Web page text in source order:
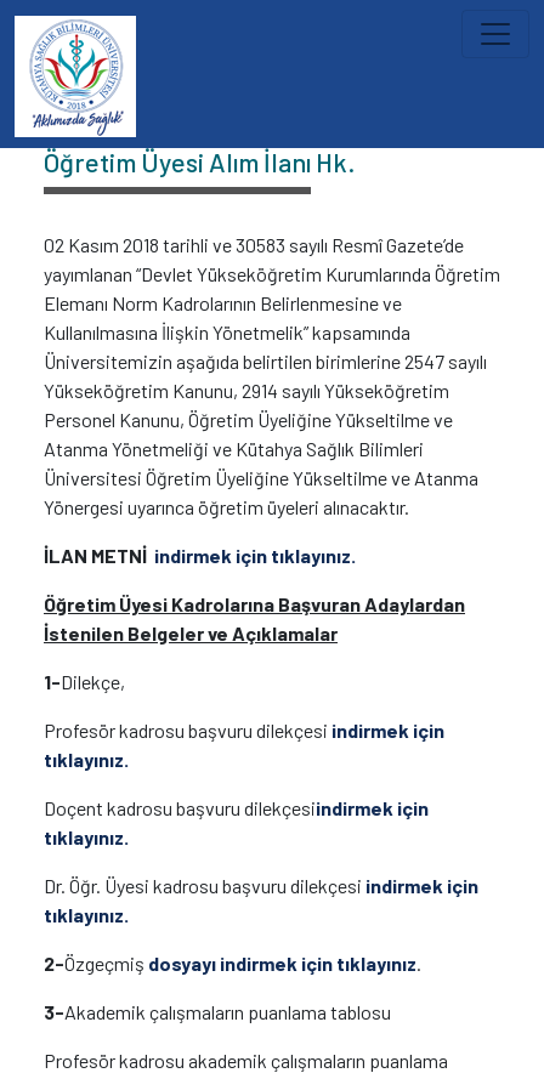
İçeriğe atla
Duyurular
Öğretim Üyesi Alım İlanı Hk.
02 Kasım 2018 tarihli ve 30583 sayılı Resmî Gazete’de
yayımlanan “Devlet Yükseköğretim Kurumlarında Öğretim
Elemanı Norm Kadrolarının Belirlenmesine ve
Kullanılmasına İlişkin Yönetmelik” kapsamında
Üniversitemizin aşağıda belirtilen birimlerine 2547 sayılı
Yükseköğretim Kanunu, 2914 sayılı Yükseköğretim
Personel Kanunu, Öğretim Üyeliğine Yükseltilme ve
Atanma Yönetmeliği ve Kütahya Sağlık Bilimleri
Üniversitesi Öğretim Üyeliğine Yükseltilme ve Atanma
Yönergesi uyarınca öğretim üyeleri alınacaktır.
İLAN METNİ indirmek için tıklayınız.
Öğretim Üyesi Kadrolarına Başvuran Adaylardan
İstenilen Belgeler ve Açıklamalar
1-Dilekçe,
Profesör kadrosu başvuru dilekçesi indirmek için
tıklayınız.
Doçent kadrosu başvuru dilekçesiindirmek için
tıklayınız.
Dr. Öğr. Üyesi kadrosu başvuru dilekçesi indirmek için
tıklayınız.
2-Özgeçmiş dosyayı indirmek için tıklayınız.
3-Akademik çalışmaların puanlama tablosu
Profesör kadrosu akademik çalışmaların puanlama